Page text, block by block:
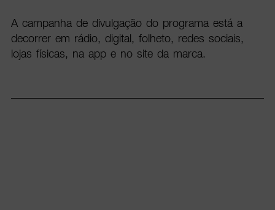
A campanha de divulgação do programa está a
decorrer em rádio, digital, folheto, redes sociais,
lojas físicas, na app e no site da marca.